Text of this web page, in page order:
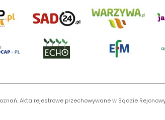
Akta rejestrowe przechowywane w Sądzie